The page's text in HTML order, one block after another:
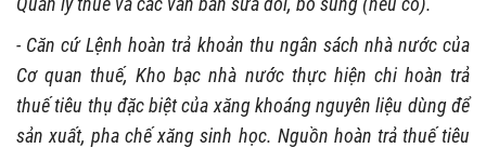
- Căn cứ Lệnh hoàn trả khoản thu ngân sách nhà nước của
Cơ quan thuế, Kho bạc nhà nước thực hiện chi hoàn trả
thuế tiêu thụ đặc biệt của xăng khoáng nguyên liệu dùng để
sản xuất, pha chế xăng sinh học. Nguồn hoàn trả thuế tiêu